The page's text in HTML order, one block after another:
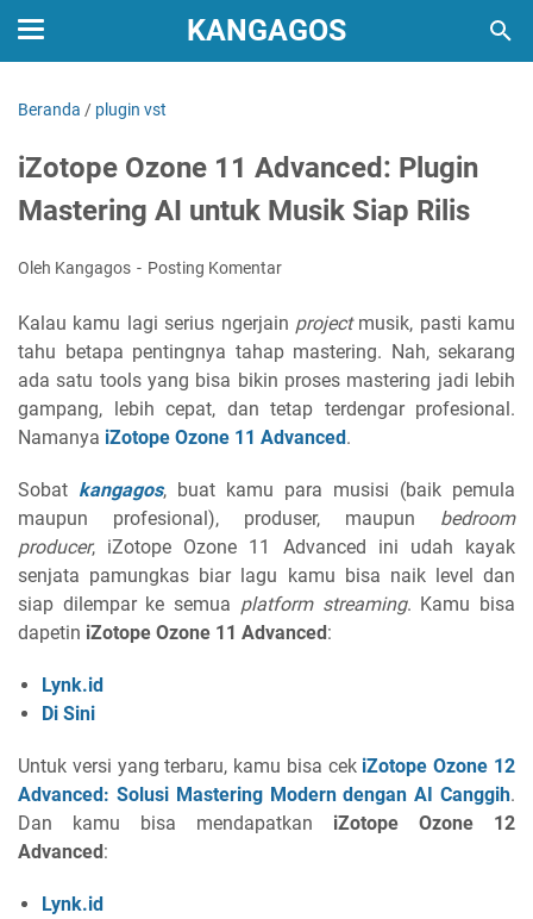
KANGAGOS
Beranda / plugin vst
iZotope Ozone 11 Advanced: Plugin
Mastering AI untuk Musik Siap Rilis
Oleh Kangagos Posting Komentar
Kalau kamu lagi serius ngerjain projectmusik, pasti kamu
tahu betapa pentingnya tahap mastering. Nah, sekarang
ada satu tools yang bisa bikin proses mastering jadi lebih
gampang, lebih cepat, dan tetap terdengar profesional.
Namanya iZotope Ozone 11 Advanced.
Sobat kangagos, buat kamu para musisi (baik pemula
maupun profesional), produser, maupun bedroom
producer, iZotope Ozone 11 Advanced ini udah kayak
senjata pamungkas biar lagu kamu bisa naik level dan
siap dilempar ke semua platform streaming. Kamu bisa
dapetin iZotope Ozone 11 Advanced:
Lynk.id
Di Sini
Untuk versi yang terbaru, kamu bisa cek iZotope Ozone 12
Advanced: Solusi Mastering Modern dengan AI Canggih.
Dan kamu bisa mendapatkan iZotope Ozone 12
Advanced:
Lynk.id